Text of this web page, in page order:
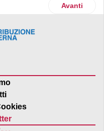
si espande a MaltaArticolo
Avanti